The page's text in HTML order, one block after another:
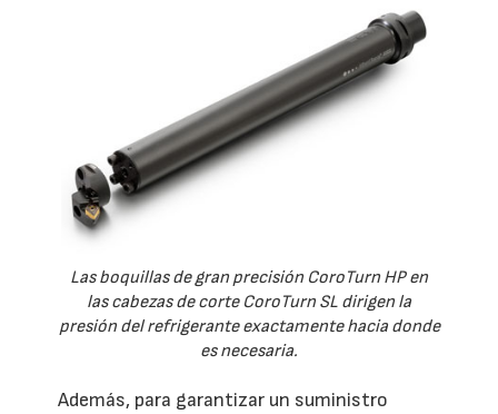
Las boquillas de gran precisión CoroTurn HP en
las cabezas de corte CoroTurn SL dirigen la
presión del refrigerante exactamente hacia donde
es necesaria.
Además, para garantizar un suministro